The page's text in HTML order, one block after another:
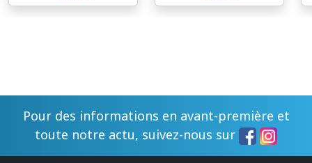
Pour des informations en avant-première et
toute notre actu, suivez-nous sur